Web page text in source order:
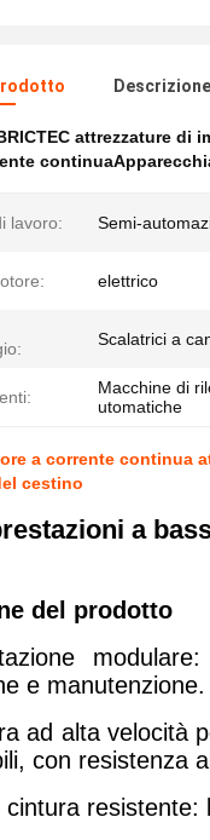
attrezzature di
lavoro: Semi-
elettrico
Scalatrici a
Macchine di
utomatiche
a corrente continua
cestino
a
del prodotto
e manutenzione.
ad alta velocità
con resistenza
cintura